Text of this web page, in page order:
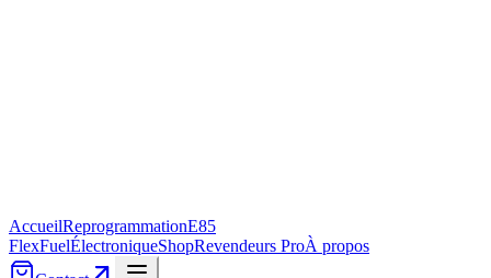
AccueilReprogrammationE85
FlexFuelÉlectroniqueShopRevendeurs ProÀ propos